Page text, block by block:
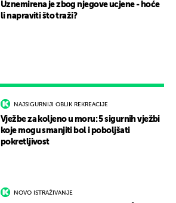
NAJSIGURNIJI OBLIK REKREACIJE
Vježbe za koljeno u moru: 5 sigurnih vježbi
koje mogu smanjiti bol i poboljšati
pokretljivost
NOVO ISTRAŽIVANJE
Uznemirena je zbog njegove ucjene - hoće
li napraviti što traži?